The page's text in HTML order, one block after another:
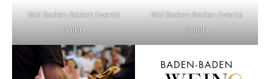
Bild Baden-Baden Events
GmbH
Bild Baden-Baden Events
GmbH